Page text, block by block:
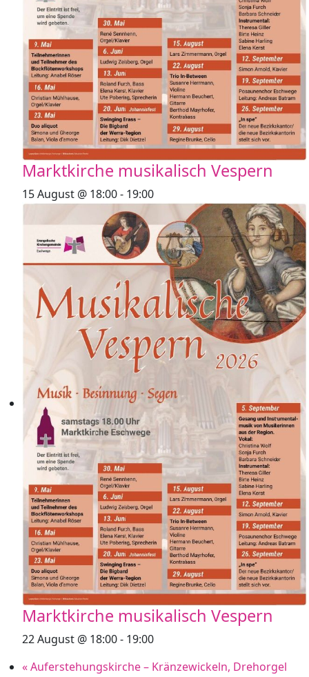
Marktkirche musikalisch Vespern
15 August @ 18:00- 19:00
Marktkirche musikalisch Vespern
22 August @ 18:00- 19:00
«Auferstehungskirche – Kränzewickeln, Drehorgel